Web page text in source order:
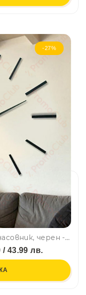
-27%
3D Стенен светещ модерен часовник, черен - BLACK, Home Decor Clock 3D
43.99 лв.